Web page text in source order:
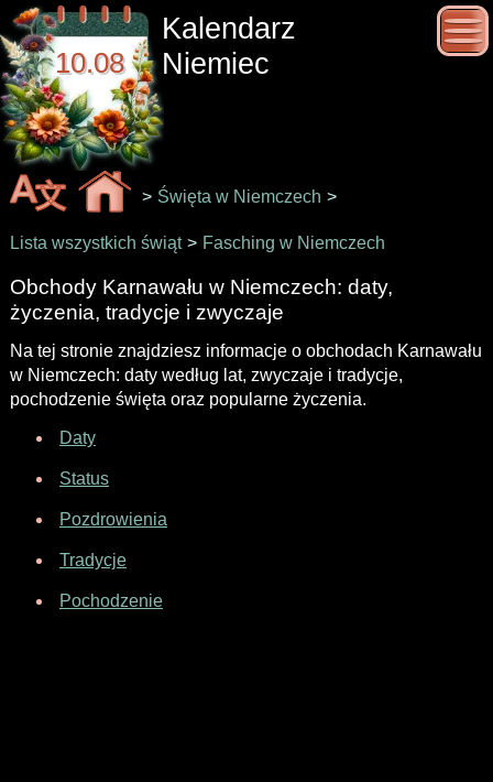
Kalendarz
Niemiec
10.08
> Święta w Niemczech >
Lista wszystkich świąt > Fasching w Niemczech
Obchody Karnawału w Niemczech: daty,
życzenia, tradycje i zwyczaje
Na tej stronie znajdziesz informacje o obchodach Karnawału
w Niemczech: daty według lat, zwyczaje i tradycje,
pochodzenie święta oraz popularne życzenia.
Daty
Status
Pozdrowienia
Tradycje
Pochodzenie